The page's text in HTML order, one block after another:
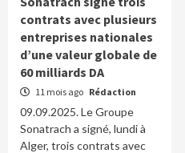
contrats avec plusieurs
entreprises nationales
d’une valeur globale de
60 milliards DA
11 mois ago Rédaction
09.09.2025. Le Groupe
Sonatrach a signé, lundi à
Alger, trois contrats avec